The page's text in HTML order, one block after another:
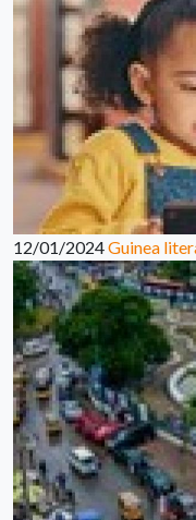
12/01/2024Guinea